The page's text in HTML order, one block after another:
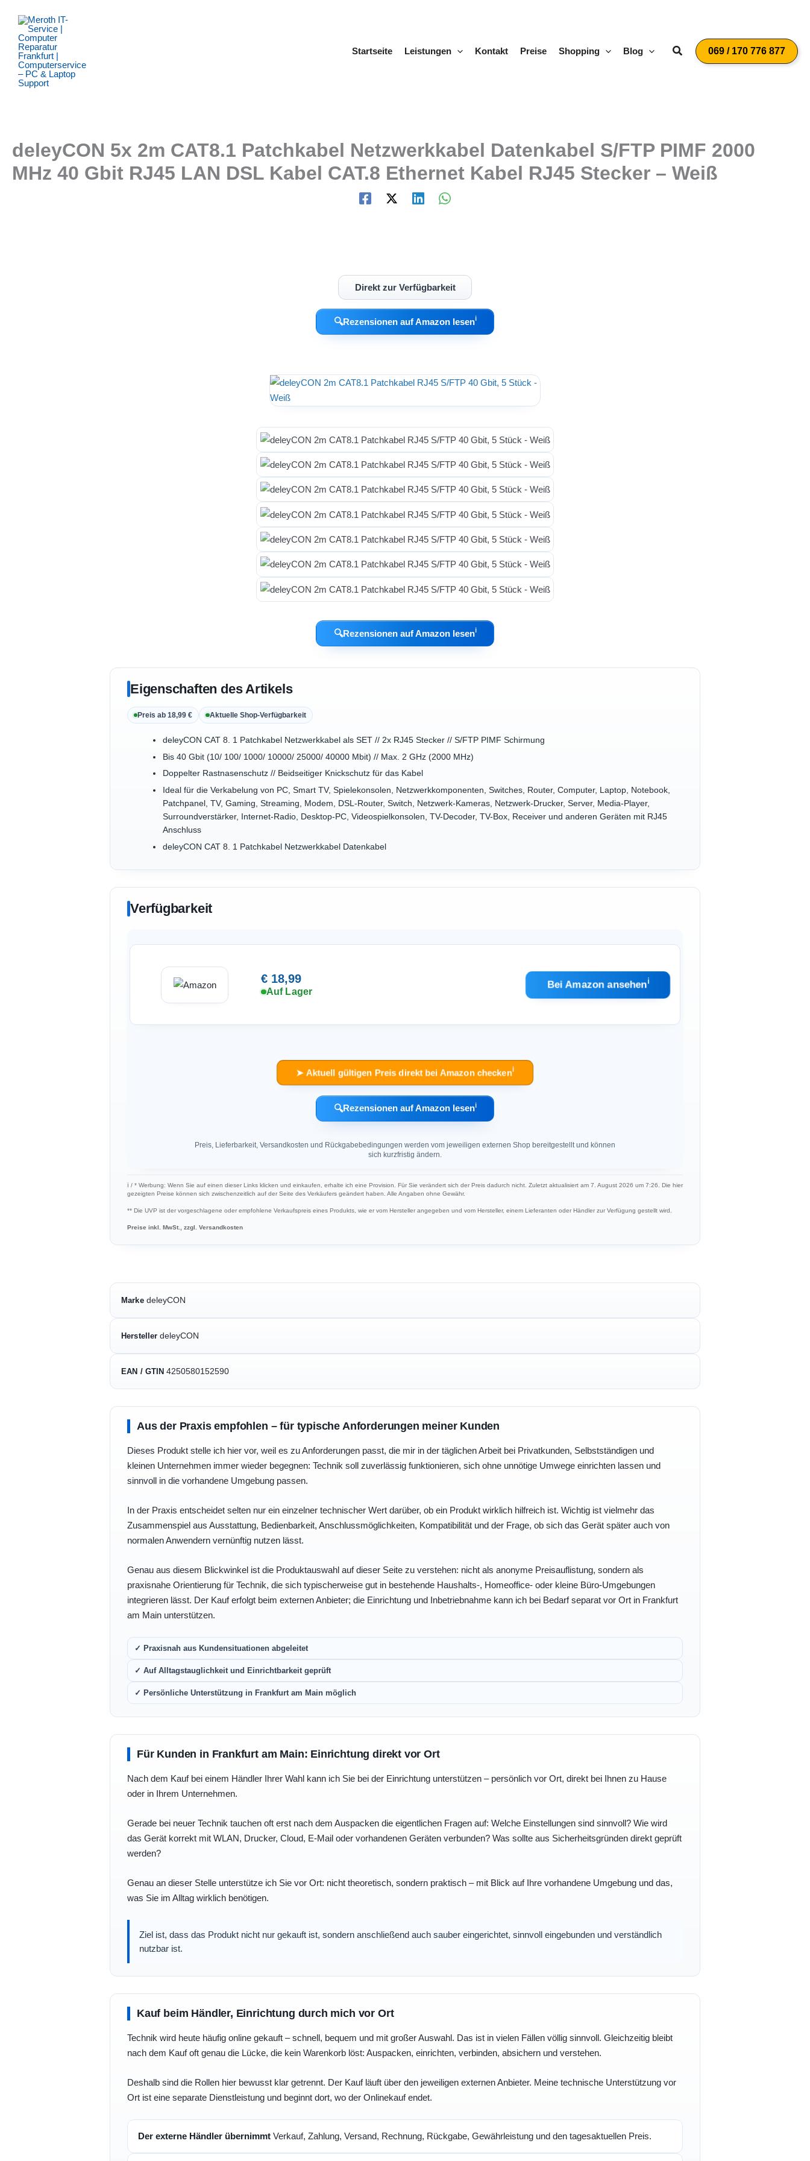
Inhalt
springen
Startseite
Leistungen Kontakt Preise Shopping Blog Suchen069 / 170 776 877
deleyCON 5x 2m CAT8.1 Patchkabel Netzwerkkabel Datenkabel S/FTP PIMF 2000
MHz 40 Gbit RJ45 LAN DSL Kabel CAT.8 Ethernet Kabel RJ45 Stecker – Weiß
Direkt zur Verfügbarkeit
🔍Rezensionen auf Amazon lesenℹ︎
🔍Rezensionen auf Amazon lesenℹ︎
Eigenschaften des Artikels
Preis ab 18,99 € Aktuelle Shop-Verfügbarkeit
deleyCON CAT 8. 1 Patchkabel Netzwerkkabel als SET // 2x RJ45 Stecker // S/FTP PIMF Schirmung
Bis 40 Gbit (10/ 100/ 1000/ 10000/ 25000/ 40000 Mbit) // Max. 2 GHz (2000 MHz)
Doppelter Rastnasenschutz // Beidseitiger Knickschutz für das Kabel
Ideal für die Verkabelung von PC, Smart TV, Spielekonsolen, Netzwerkkomponenten, Switches, Router, Computer, Laptop, Notebook,
Patchpanel, TV, Gaming, Streaming, Modem, DSL-Router, Switch, Netzwerk-Kameras, Netzwerk-Drucker, Server, Media-Player,
Surroundverstärker, Internet-Radio, Desktop-PC, Videospielkonsolen, TV-Decoder, TV-Box, Receiver und anderen Geräten mit RJ45
Anschluss
deleyCON CAT 8. 1 Patchkabel Netzwerkkabel Datenkabel
Verfügbarkeit
€ 18,99
Auf Lager
Bei Amazon ansehenℹ︎
➤ Aktuell gültigen Preis direkt bei Amazon checkenℹ︎
🔍Rezensionen auf Amazon lesenℹ︎
Preis, Lieferbarkeit, Versandkosten und Rückgabebedingungen werden vom jeweiligen externen Shop bereitgestellt und können
sich kurzfristig ändern.
ℹ︎ / * Werbung: Wenn Sie auf einen dieser Links klicken und einkaufen, erhalte ich eine Provision. Für Sie verändert sich der Preis dadurch nicht. Zuletzt aktualisiert am 7. August 2026 um 7:26. Die hier
gezeigten Preise können sich zwischenzeitlich auf der Seite des Verkäufers geändert haben. Alle Angaben ohne Gewähr.
** Die UVP ist der vorgeschlagene oder empfohlene Verkaufspreis eines Produkts, wie er vom Hersteller angegeben und vom Hersteller, einem Lieferanten oder Händler zur Verfügung gestellt wird.
Preise inkl. MwSt., zzgl. Versandkosten
Marke deleyCON
Hersteller deleyCON
EAN / GTIN 4250580152590
Aus der Praxis empfohlen – für typische Anforderungen meiner Kunden
Dieses Produkt stelle ich hier vor, weil es zu Anforderungen passt, die mir in der täglichen Arbeit bei Privatkunden, Selbstständigen und
kleinen Unternehmen immer wieder begegnen: Technik soll zuverlässig funktionieren, sich ohne unnötige Umwege einrichten lassen und
sinnvoll in die vorhandene Umgebung passen.
In der Praxis entscheidet selten nur ein einzelner technischer Wert darüber, ob ein Produkt wirklich hilfreich ist. Wichtig ist vielmehr das
Zusammenspiel aus Ausstattung, Bedienbarkeit, Anschlussmöglichkeiten, Kompatibilität und der Frage, ob sich das Gerät später auch von
normalen Anwendern vernünftig nutzen lässt.
Genau aus diesem Blickwinkel ist die Produktauswahl auf dieser Seite zu verstehen: nicht als anonyme Preisauflistung, sondern als
praxisnahe Orientierung für Technik, die sich typischerweise gut in bestehende Haushalts-, Homeoffice- oder kleine Büro-Umgebungen
integrieren lässt. Der Kauf erfolgt beim externen Anbieter; die Einrichtung und Inbetriebnahme kann ich bei Bedarf separat vor Ort in Frankfurt
am Main unterstützen.
✓ Praxisnah aus Kundensituationen abgeleitet
✓ Auf Alltagstauglichkeit und Einrichtbarkeit geprüft
✓ Persönliche Unterstützung in Frankfurt am Main möglich
Für Kunden in Frankfurt am Main: Einrichtung direkt vor Ort
Nach dem Kauf bei einem Händler Ihrer Wahl kann ich Sie bei der Einrichtung unterstützen – persönlich vor Ort, direkt bei Ihnen zu Hause
oder in Ihrem Unternehmen.
Gerade bei neuer Technik tauchen oft erst nach dem Auspacken die eigentlichen Fragen auf: Welche Einstellungen sind sinnvoll? Wie wird
das Gerät korrekt mit WLAN, Drucker, Cloud, E-Mail oder vorhandenen Geräten verbunden? Was sollte aus Sicherheitsgründen direkt geprüft
werden?
Genau an dieser Stelle unterstütze ich Sie vor Ort: nicht theoretisch, sondern praktisch – mit Blick auf Ihre vorhandene Umgebung und das,
was Sie im Alltag wirklich benötigen.
Ziel ist, dass das Produkt nicht nur gekauft ist, sondern anschließend auch sauber eingerichtet, sinnvoll eingebunden und verständlich
nutzbar ist.
Kauf beim Händler, Einrichtung durch mich vor Ort
Technik wird heute häufig online gekauft – schnell, bequem und mit großer Auswahl. Das ist in vielen Fällen völlig sinnvoll. Gleichzeitig bleibt
nach dem Kauf oft genau die Lücke, die kein Warenkorb löst: Auspacken, einrichten, verbinden, absichern und verstehen.
Deshalb sind die Rollen hier bewusst klar getrennt. Der Kauf läuft über den jeweiligen externen Anbieter. Meine technische Unterstützung vor
Ort ist eine separate Dienstleistung und beginnt dort, wo der Onlinekauf endet.
Der externe Händler übernimmt Verkauf, Zahlung, Versand, Rechnung, Rückgabe, Gewährleistung und den tagesaktuellen Preis.